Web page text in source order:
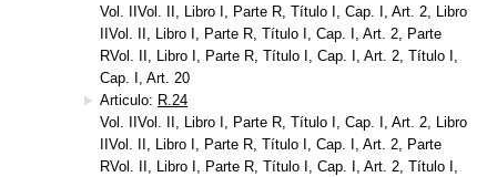
Vol. IIVol. II, Libro I, Parte R, Título I, Cap. I, Art. 2, Libro
IIVol. II, Libro I, Parte R, Título I, Cap. I, Art. 2, Parte
RVol. II, Libro I, Parte R, Título I, Cap. I, Art. 2, Título I,
Cap. I, Art. 20
Articulo: R.24
Vol. IIVol. II, Libro I, Parte R, Título I, Cap. I, Art. 2, Libro
IIVol. II, Libro I, Parte R, Título I, Cap. I, Art. 2, Parte
RVol. II, Libro I, Parte R, Título I, Cap. I, Art. 2, Título I,